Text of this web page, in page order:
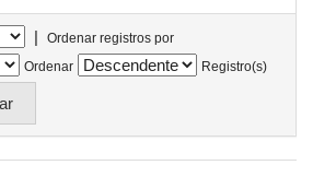
|
Ordenar registros por
Ordenar
Registro(s)